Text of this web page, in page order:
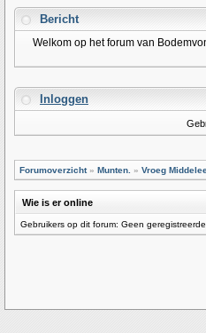
Bericht
Welkom op het forum van
Inloggen
Forumoverzicht» Munten. » Vroeg
Wie is er online
Gebruikers op dit forum: Geen